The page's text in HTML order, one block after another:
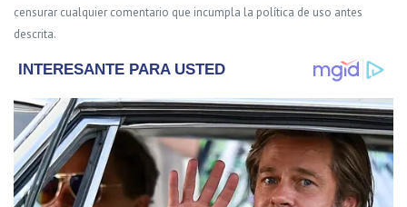
censurar cualquier comentario que incumpla la política de uso antes
descrita.